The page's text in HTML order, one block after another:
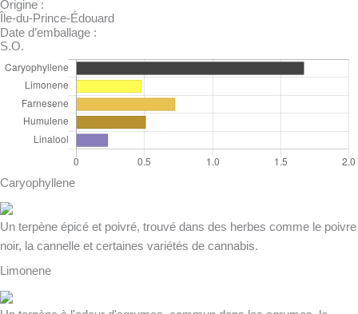
Origine :
Île-du-Prince-Édouard
Date d’emballage :
S.O.
Caryophyllene
Un terpène épicé et poivré, trouvé dans des herbes comme le poivre
noir, la cannelle et certaines variétés de cannabis.
Limonene